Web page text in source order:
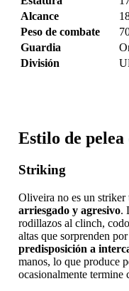
Alcance
Peso de combate
Guardia
División
Estilo de
Striking
Oliveira no es un striker
arriesgado y agresivo.
rodillazos al clinch,
altas que sorprenden
predisposición a
manos, lo que produce
ocasionalmente termine